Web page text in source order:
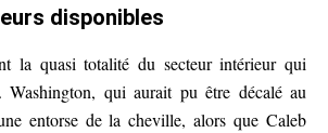
disponibles
la quasi totalité du secteur intérieur qui
Washington, qui aurait pu être décalé au
entorse de la cheville, alors que Caleb